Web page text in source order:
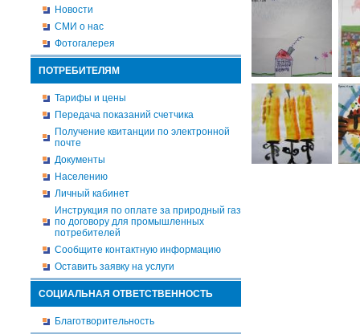
Новости
СМИ о нас
Фотогалерея
ПОТРЕБИТЕЛЯМ
Тарифы и цены
Передача показаний счетчика
Получение квитанции по электронной
почте
Документы
Населению
Личный кабинет
Инструкция по оплате за природный газ
по договору для промышленных
потребителей
Сообщите контактную информацию
Оставить заявку на услуги
СОЦИАЛЬНАЯ ОТВЕТСТВЕННОСТЬ
Благотворительность